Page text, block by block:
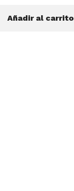
Añadir al carrito